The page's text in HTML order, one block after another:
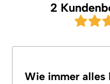
2
Wie immer alles